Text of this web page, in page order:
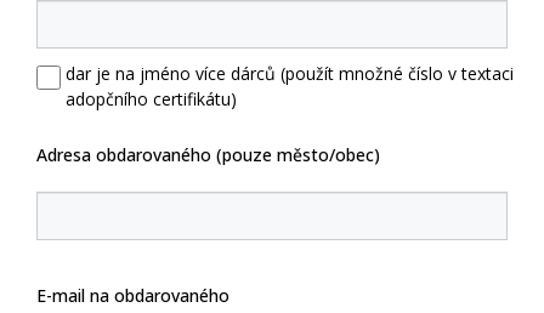
dar je na jméno více dárců (použít množné číslo v textaci
adopčního certifikátu)
Adresa obdarovaného (pouze město/obec)
E-mail na obdarovaného